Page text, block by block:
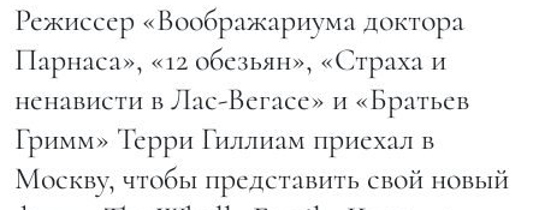
Режиссер «Воображариума доктора
Парнаса», «12 обезьян», «Страха и
ненависти в Лас-Вегасе» и «Братьев
Гримм» Терри Гиллиам приехал в
Москву, чтобы представить свой новый